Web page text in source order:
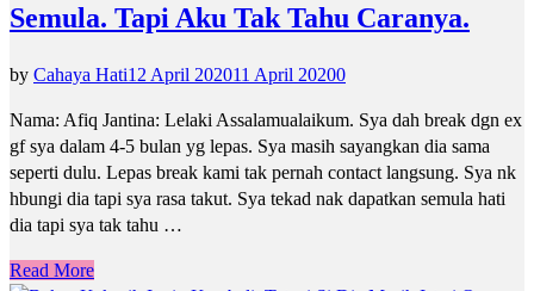
Semula. Tapi Aku Tak Tahu Caranya.
by Cahaya Hati12 April 202011 April 20200
Nama: Afiq Jantina: Lelaki Assalamualaikum. Sya dah break dgn ex
gf sya dalam 4-5 bulan yg lepas. Sya masih sayangkan dia sama
seperti dulu. Lepas break kami tak pernah contact langsung. Sya nk
hbungi dia tapi sya rasa takut. Sya tekad nak dapatkan semula hati
dia tapi sya tak tahu …
Read More